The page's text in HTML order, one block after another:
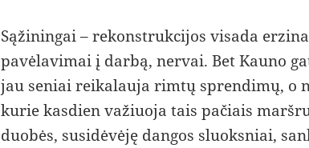
Sąžiningai – rekonstrukcijos visada
pavėlavimai į darbą, nervai. Bet Kauno
jau seniai reikalauja rimtų sprendimų, o
kurie kasdien važiuoja tais pačiais
duobės, susidėvėję dangos sluoksniai,